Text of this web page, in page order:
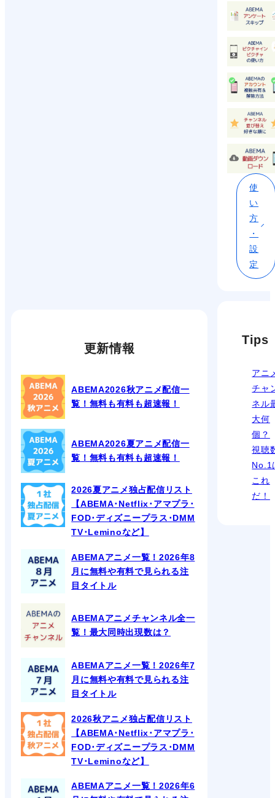
使
い
方
・
設
定
更新情報
ABEMA2026秋アニメ配信一
覧！無料も有料も超速報！
ABEMA2026夏アニメ配信一
覧！無料も有料も超速報！
2026夏アニメ独占配信リスト
【ABEMA･Netflix･アマプラ･
FOD･ディズニープラス･DMM
TV･Leminoなど】
ABEMAアニメ一覧！2026年8
月に無料や有料で見られる注
目タイトル
ABEMAアニメチャンネル全一
覧！最大同時出現数は？
ABEMAアニメ一覧！2026年7
月に無料や有料で見られる注
目タイトル
2026秋アニメ独占配信リスト
【ABEMA･Netflix･アマプラ･
FOD･ディズニープラス･DMM
TV･Leminoなど】
ABEMAアニメ一覧！2026年6
Tips
アニ
チャ
ネル
大何
個？
視聴
No.1
これ
だ！